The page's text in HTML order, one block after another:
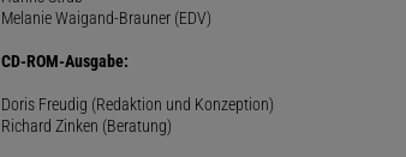
Melanie Waigand-Brauner (EDV)
CD-ROM-Ausgabe:
Doris Freudig (Redaktion und Konzeption)
Richard Zinken (Beratung)